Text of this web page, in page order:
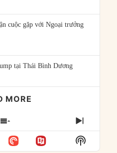
cuộc gặp với Ngoại trưởng
tại Thái Bình Dương
MORE
SHOW
EPISODES
LIST
NEXT
Show
Podcast